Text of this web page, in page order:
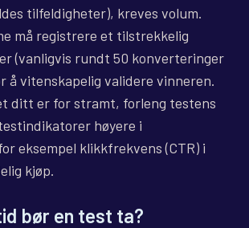
tilfeldigheter), kreves volum.
må registrere et tilstrekkelig
(vanligvis rundt 50 konverteringer
å vitenskapelig validere vinneren.
ditt er for stramt, forleng testens
høyere i
eksempel klikkfrekvens (CTR) i
kjøp.
bør en test ta?